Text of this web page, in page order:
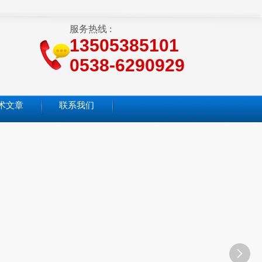
服务热线 :
13505385101
0538-6290929
文章 联系我们
